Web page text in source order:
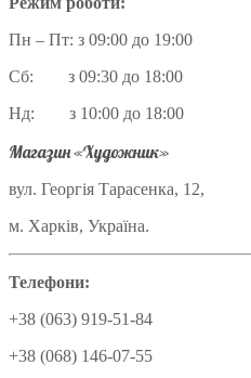
Пн – Пт: з 09:00 до 19:00
Сб: з 09:30 до 18:00
Нд: з 10:00 до 18:00
Магазин «Художник»
вул. Георгія Тарасенка, 12,
м. Харків, Україна.
Телефони:
+38 (063) 919-51-84
+38 (068) 146-07-55